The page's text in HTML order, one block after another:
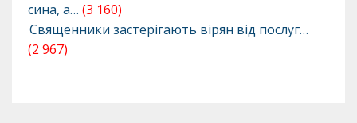
сина, а… (3 160)
Священники застерігають вірян від послуг…
(2 967)